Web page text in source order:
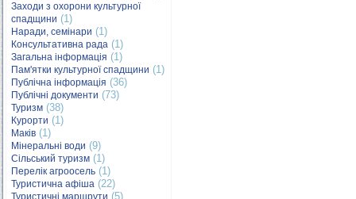
Заходи з охорони культурної
спадщини (1)
Наради, семінари (1)
Консультативна рада (1)
Загальна інформація (1)
Пам'ятки культурної спадщини (1)
Публічна інформація (36)
Публічні документи (73)
Туризм (38)
Курорти (1)
Маків (1)
Мінеральні води (9)
Сільський туризм (1)
Перелік агроосель (1)
Туристична афіша (22)
Туристичні маршрути (5)